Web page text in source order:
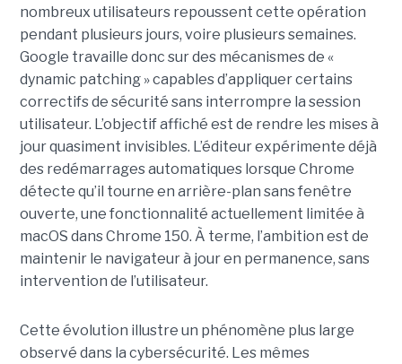
nombreux utilisateurs repoussent cette opération
pendant plusieurs jours, voire plusieurs semaines.
Google travaille donc sur des mécanismes de «
dynamic patching » capables d’appliquer certains
correctifs de sécurité sans interrompre la session
utilisateur. L’objectif affiché est de rendre les mises à
jour quasiment invisibles. L’éditeur expérimente déjà
des redémarrages automatiques lorsque Chrome
détecte qu’il tourne en arrière-plan sans fenêtre
ouverte, une fonctionnalité actuellement limitée à
macOS dans Chrome 150. À terme, l’ambition est de
maintenir le navigateur à jour en permanence, sans
intervention de l’utilisateur.
Cette évolution illustre un phénomène plus large
observé dans la cybersécurité. Les mêmes